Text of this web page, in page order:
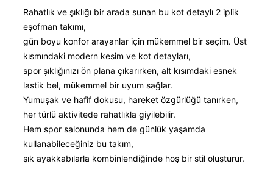
Rahatlık ve şıklığı bir arada sunan bu kot detaylı 2 iplik
eşofman takımı,
gün boyu konfor arayanlar için mükemmel bir seçim. Üst
kısmındaki modern kesim ve kot detayları,
spor şıklığınızı ön plana çıkarırken, alt kısımdaki esnek
lastik bel, mükemmel bir uyum sağlar.
Yumuşak ve hafif dokusu, hareket özgürlüğü tanırken,
her türlü aktivitede rahatlıkla giyilebilir.
Hem spor salonunda hem de günlük yaşamda
kullanabileceğiniz bu takım,
şık ayakkabılarla kombinlendiğinde hoş bir stil oluşturur.